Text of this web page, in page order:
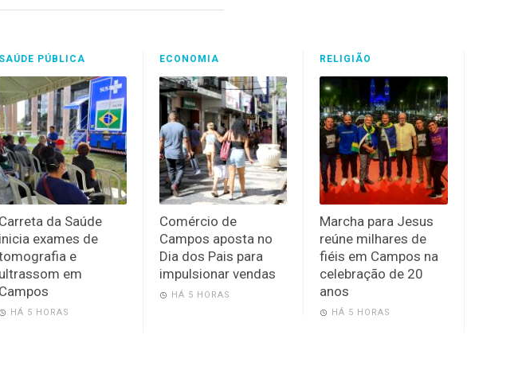
SAÚDE PÚBLICA
Carreta da Saúde
inicia exames de
e
ultrassom em
Campos
HÁ 5 HORAS
ECONOMIA
Comércio de
Campos aposta no
Dia dos Pais para
impulsionar vendas
HÁ 5 HORAS
RELIGIÃO
Marcha para Jesus
reúne milhares de
fiéis em Campos na
celebração de 20
anos
HÁ 5 HORAS